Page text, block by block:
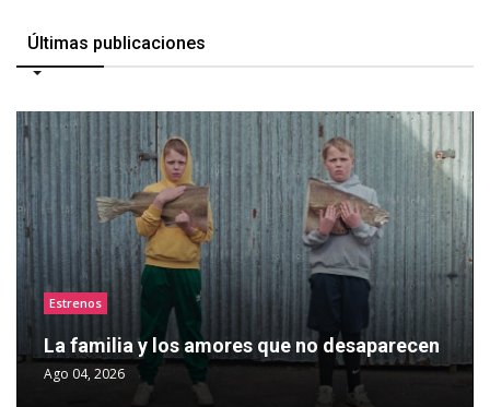
Últimas publicaciones
Estrenos
La familia y los amores que no desaparecen
Ago 04, 2026